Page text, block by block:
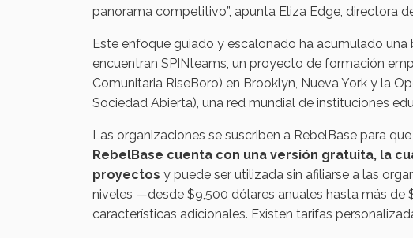
panorama competitivo”, apunta Eliza Edge, directora
Este enfoque guiado y escalonado ha acumulado
encuentran SPINteams, un proyecto de formación
Comunitaria RiseBoro) en Brooklyn, Nueva York y la
Sociedad Abierta), una red mundial de instituciones
Las organizaciones se suscriben a RebelBase para
RebelBase cuenta con una versión gratuita, la
proyectos y puede ser utilizada sin afiliarse a las
niveles —desde $9,500 dólares anuales hasta más
características adicionales. Existen tarifas